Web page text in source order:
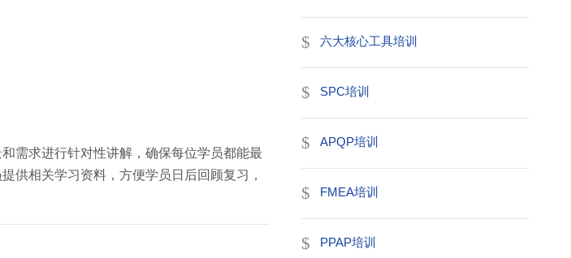
需求进行针对性讲解，确保每位学员都能最
供相关学习资料，方便学员日后回顾复习，
六大核心工具培训
SPC培训
APQP培训
FMEA培训
PPAP培训